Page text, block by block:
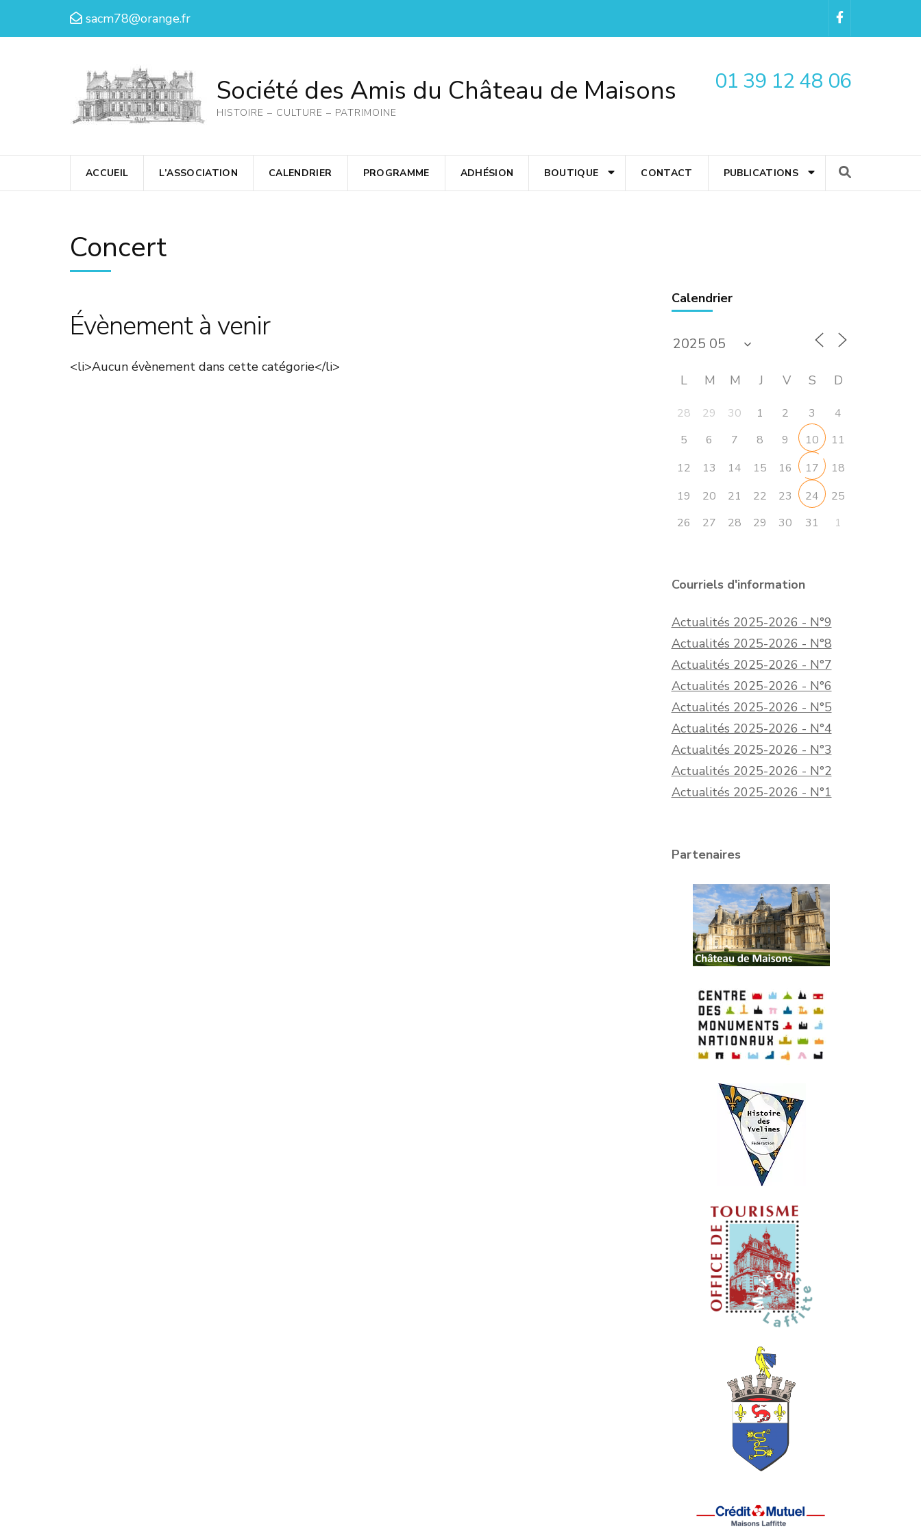
sacm78@orange.fr
Société des Amis du Château de Maisons
HISTOIRE – CULTURE – PATRIMOINE
01 39 12 48 06
ACCUEIL L’ASSOCIATION CALENDRIER PROGRAMME ADHÉSION BOUTIQUE CONTACT PUBLICATIONS
Concert
Évènement à venir
<li>Aucun évènement dans cette catégorie</li>
Calendrier
L M M J V S D
28 29 30 1 2 3
4
5
6 7 8 9 10
11
12
13 14 15 16 17
18
19
20 21 22 23 24
25
26
27 28 29 30 31 1
Courriels d'information
Actualités 2025-2026 - N°9
Actualités 2025-2026 - N°8
Actualités 2025-2026 - N°7
Actualités 2025-2026 - N°6
Actualités 2025-2026 - N°5
Actualités 2025-2026 - N°4
Actualités 2025-2026 - N°3
Actualités 2025-2026 - N°2
Actualités 2025-2026 - N°1
Partenaires